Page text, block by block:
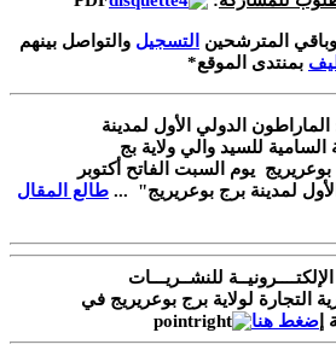
المترشحين التسجيل والتواصل بينهم
بمنتدى الموقع*
الماراطون الدولي الأول لمدينة
للسيد والي ولاية بج
يوم السبت الفاتح أكتوبر
طالع المقال
الإلكتــــرونيــة للنشــريـــات
التجارة لولاية برج بوعريريج في
ضغط هنا